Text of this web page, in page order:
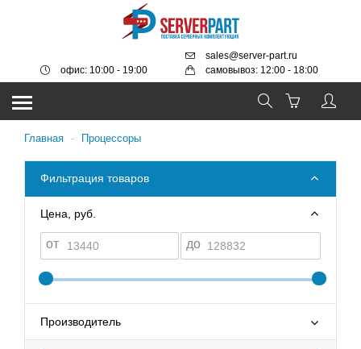
sales@server-part.ru
самовывоз: 12:00 - 18:00
офис: 10:00 - 19:00
Главная - Процессоры
Фильтрация товаров
Цена, руб.
от до
Производитель